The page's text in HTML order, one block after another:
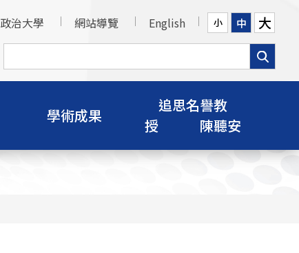
政治大學 網站導覽 English 小 中 大
學術成果
追思名譽教
授 陳聽安